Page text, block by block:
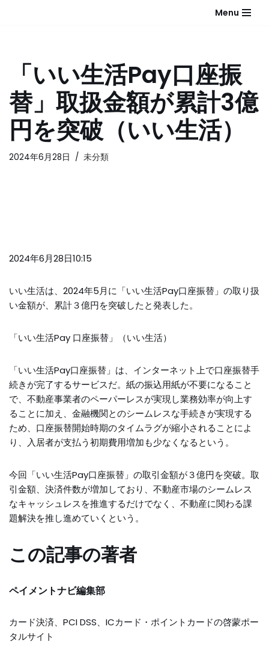
ツ
へ
ス
キ
プ
Menu
「いい生活Pay口座振
替」取扱金額が累計3億
円を突破（いい生活）
2024年6月28日 未分類
2024年6月28日10:15
いい生活は、2024年5月に「いい生活Pay口座振替」の取り扱
い金額が、累計３億円を突破したと発表した。
「いい生活Pay 口座振替」（いい生活）
「いい生活Pay口座振替」は、インターネット上で口座振替手
続きが完了するサービスだ。紙の振込用紙が不要になること
で、不動産事業者のペーパーレスが実現し業務効率が向上す
ることに加え、金融機関とのシームレスな手続きが実現する
ため、口座振替開始時期のタイムラグが縮小されることによ
り、入居者が支払う初期費用増加も少なくなるという。
今回「いい生活Pay口座振替」の取引金額が３億円を突破。取
引金額、決済件数が増加しており、不動産市場のシームレス
なキャッシュレスを推進するだけでなく、不動産に関わる課
題解決を推し進めていくという。
この記事の著者
ペイメントナビ編集部
カード決済、PCI DSS、ICカード・ポイントカードの啓蒙ポー
タルサイト